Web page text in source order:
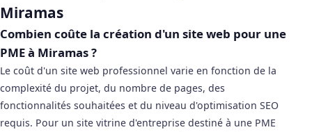
Miramas
Combien coûte la création d'un site web pour une
PME à Miramas ?
Le coût d'un site web professionnel varie en fonction de la
complexité du projet, du nombre de pages, des
fonctionnalités souhaitées et du niveau d'optimisation SEO
requis. Pour un site vitrine d'entreprise destiné à une PME